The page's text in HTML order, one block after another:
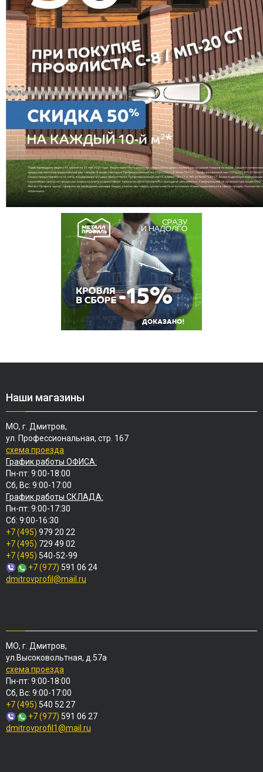
Наши магазины
МО, г. Дмитров,
ул. Профессиональная, стр. 167
схема проезда
График работы ОФИСА:
Пн-пт: 9:00-18:00
Сб, Вс: 9:00-17:00
График работы СКЛАДА:
Пн-пт: 9:00-17:30
Сб: 9:00-16:30
+7 (495) 979 20 22
+7 (495) 729 49 02
+7 (495) 540-52-99
+7 (977) 591 06 24
dmitrovprofil@mail.ru
МО, г. Дмитров,
ул.Высоковольтная, д.57а
схема проезда
Пн-пт: 9:00-18:00
Сб, Вс: 9:00-17:00
+7 (495) 540 52 27
+7 (977) 591 06 27
dmitrovprofil1@mail.ru